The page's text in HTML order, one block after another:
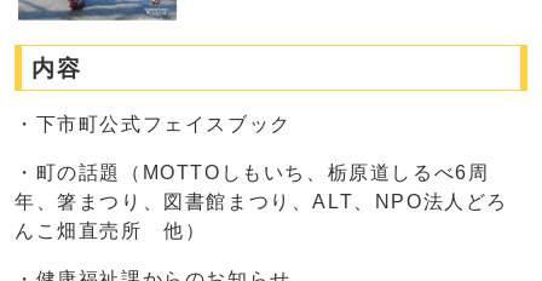
内容
・下市町公式フェイスブック
・町の話題（MOTTOしもいち、栃原道しるべ6周
年、箸まつり、図書館まつり、ALT、NPO法人どろ
んこ畑直売所 他）